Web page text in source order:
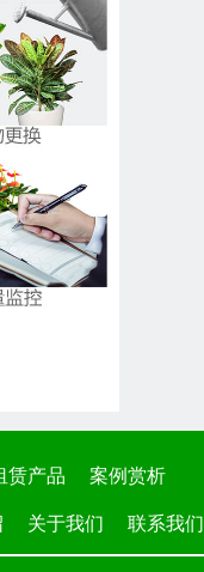
赁产品 案例赏析
关于我们 联系我们